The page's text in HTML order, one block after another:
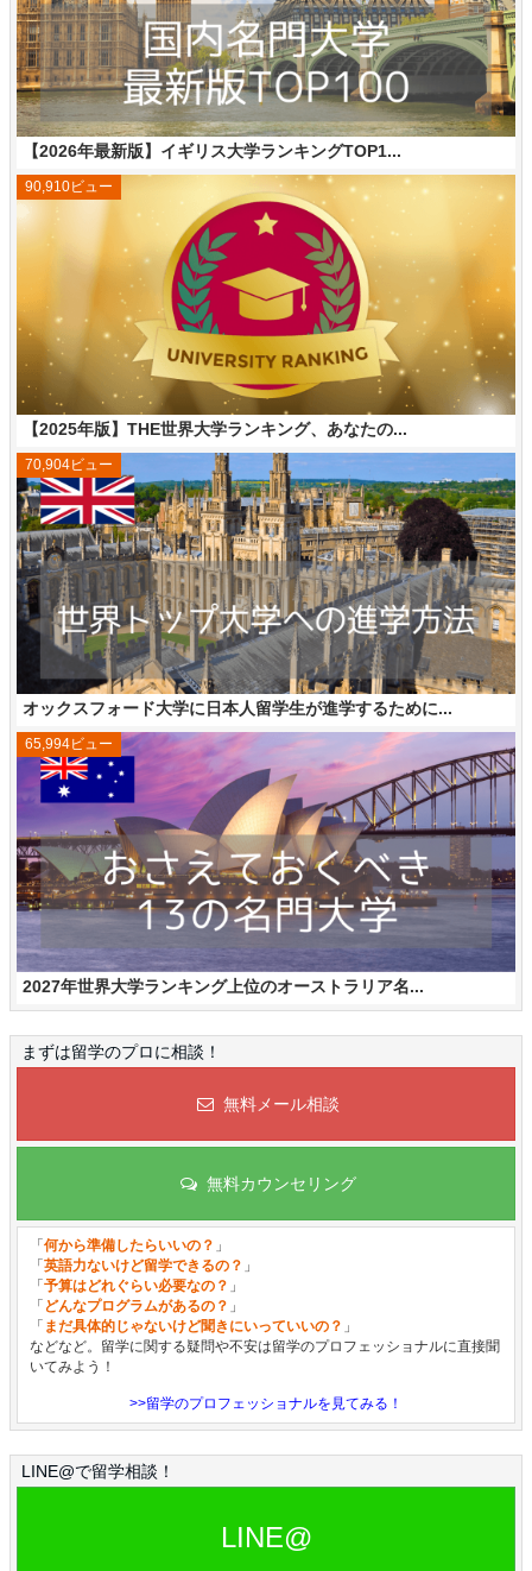
【2026年最新版】イギリス大学ランキングTOP1...
【2025年版】THE世界大学ランキング、あなたの...
90,910ビュー
オックスフォード大学に日本人留学生が進学するために...
70,904ビュー
2027年世界大学ランキング上位のオーストラリア名...
65,994ビュー
まずは留学のプロに相談！
無料メール相談
無料カウンセリング
「 何から準備したらいいの？ 」
「 英語力ないけど留学できるの？ 」
「 予算はどれぐらい必要なの？ 」
「 どんなプログラムがあるの？ 」
「 まだ具体的じゃないけど聞きにいっていいの？ 」
などなど。留学に関する疑問や不安は留学のプロフェッショナルに直接聞
いてみよう！
>>留学のプロフェッショナルを見てみる！
LINE@で留学相談！
LINE@